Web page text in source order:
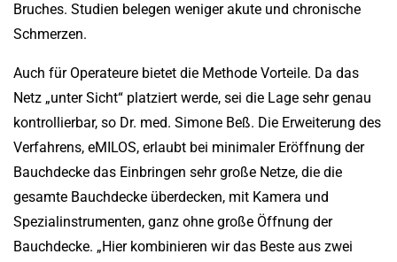
Bruches. Studien belegen weniger akute und chronische
Schmerzen.
Auch für Operateure bietet die Methode Vorteile. Da das
Netz „unter Sicht“ platziert werde, sei die Lage sehr genau
kontrollierbar, so Dr. med. Simone Beß. Die Erweiterung des
Verfahrens, eMILOS, erlaubt bei minimaler Eröffnung der
Bauchdecke das Einbringen sehr große Netze, die die
gesamte Bauchdecke überdecken, mit Kamera und
Spezialinstrumenten, ganz ohne große Öffnung der
Bauchdecke. „Hier kombinieren wir das Beste aus zwei